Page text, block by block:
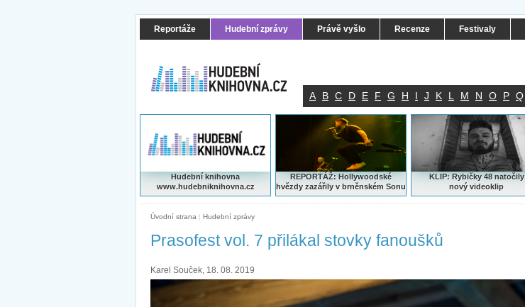
Reportáže Hudební zprávy Právě vyšlo Recenze Festivaly
A B C D E F G H I J K L M N O P Q
Hudební knihovna
www.hudebniknihovna.cz
REPORTÁŽ: Hollywoodské
hvězdy zazářily v brněnském Sonu
KLIP: Rybičky 48 natočily
nový videoklip
Úvodní strana | Hudební zprávy
Prasofest vol. 7 přilákal stovky fanoušků
Karel Souček, 18. 08. 2019